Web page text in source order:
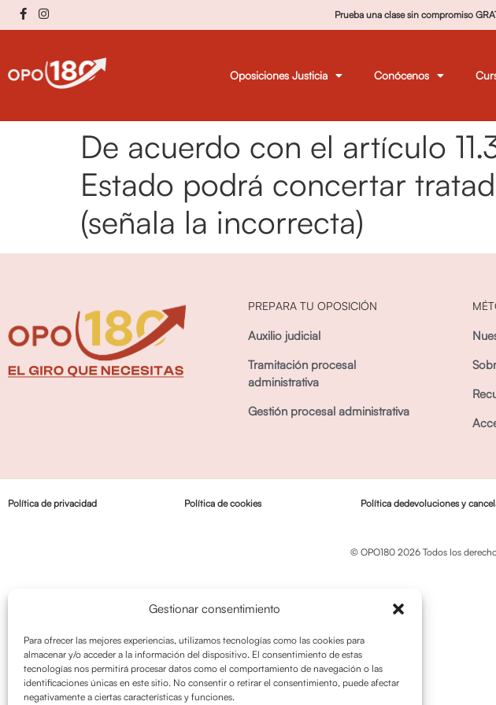
Gestionar consentimiento
Para ofrecer las mejores experiencias, utilizamos tecnologías como las cookies para
almacenar y/o acceder a la información del dispositivo. El consentimiento de estas
tecnologías nos permitirá procesar datos como el comportamiento de navegación o las
identificaciones únicas en este sitio. No consentir o retirar el consentimiento, puede afectar
negativamente a ciertas características y funciones.
Prueba una clase sin compromiso
Oposiciones Justicia Conócenos
De acuerdo con el artículo
Estado podrá concertar
(señala la incorrecta)
PREPARA TU OPOSICIÓN
Auxilio judicial
Tramitación procesal
administrativa
Gestión procesal administrativa
Política de privacidad Política de cookies Política dedevoluciones y
© OPO180 2026 Todos los